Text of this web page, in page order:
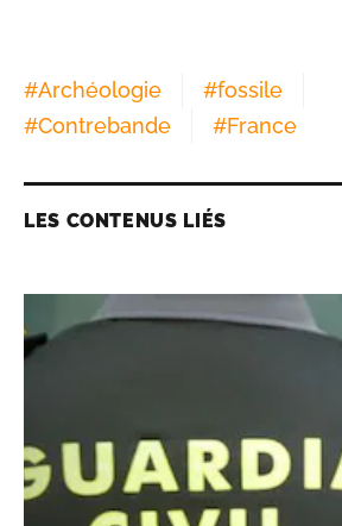
#Archéologie #fossile
#Contrebande #France
LES CONTENUS LIÉS